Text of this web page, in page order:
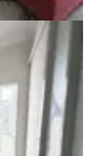
Çarsı Valilik
Ofis & Ev
Mahallesi
01.08.2026